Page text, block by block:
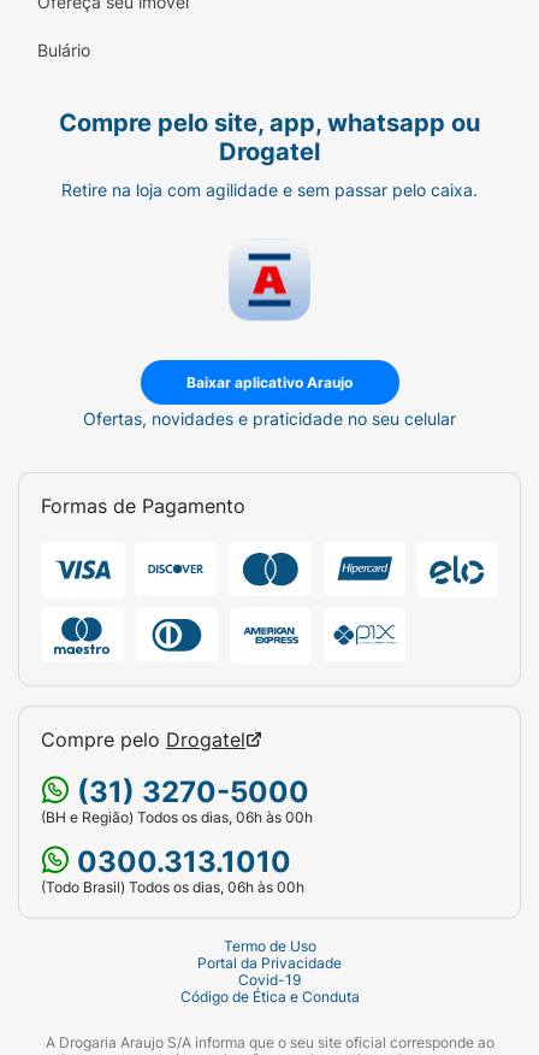
Peso Líquido:
Diferencial:
Apresentação:
Contém 100 g.
Adicione 3 g (1 colher de chá) nos alimentos
preferência.
Ingredientes:
ácido L-ascórbico (Vit. C), nicotinamida (Vit.
B3), fumarato ferroso (Ferro), óxido de zinco
pantotênico), sulfato de manganês
tiamina mononitrato (Vit. B1), riboflavina (Vit.
B2), acetato de retinila (Vit. A), ácido N-
pteroil-L-glutâmico (Ácido fólico),
fitomenadiona (Vit. K), sulfato cúprico
(Cobre), selenito de sódio (Selênio), cloreto
crômico
hexahidratado (Cromo), molibdato de sódio
diidratado (Molibdênio), D-biotina (Biotina),
colecalciferol (Vit. D3), acetato de
NÃO CONTÉM GLÚTEN
Bulário
Compre pelo site, app, whatsapp ou
Drogatel
Retire na loja com agilidade e sem passar pelo caixa.
Baixar aplicativo Araujo
Ofertas, novidades e praticidade no seu celular
Formas de Pagamento
Compre pelo Drogatel
(31) 3270-5000
(BH e Região) Todos os dias, 06h às 00h
0300.313.1010
(Todo Brasil) Todos os dias, 06h às 00h
Termo de Uso
Portal da Privacidade
Covid-19
Código de Ética e Conduta
A Drogaria Araujo S/A informa que o seu site oficial corresponde ao